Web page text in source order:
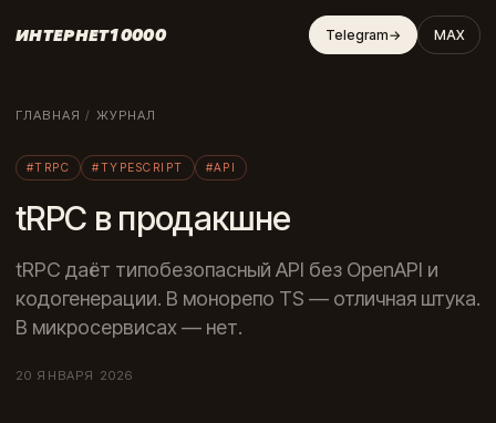
ИНТЕРНЕТ10000 Telegram→ MAX
ГЛАВНАЯ / ЖУРНАЛ
#TRPC #TYPESCRIPT #API
tRPC в продакшне
tRPC даёт типобезопасный API без OpenAPI и
кодогенерации. В монорепо TS — отличная штука.
В микросервисах — нет.
20 ЯНВАРЯ 2026